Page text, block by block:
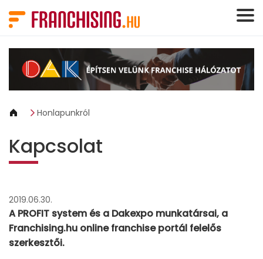
Honlapunkról
Kapcsolat
2019.06.30.
A PROFIT system és a Dakexpo munkatársai, a
Franchising.hu online franchise portál felelős
szerkesztői.